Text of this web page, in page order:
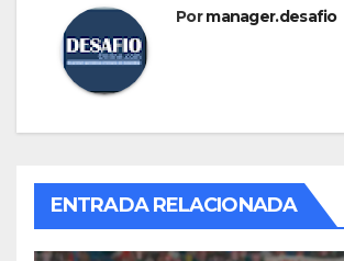
Pormanager.desafio
ENTRADA RELACIONADA